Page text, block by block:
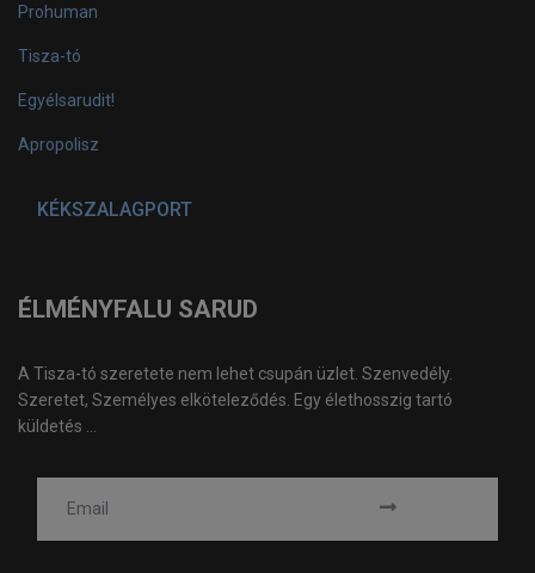
Prohuman
Tisza-tó
Egyélsarudit!
Apropolisz
KÉKSZALAGPORT
ÉLMÉNYFALU SARUD
A Tisza-tó szeretete nem lehet csupán üzlet. Szenvedély.
Szeretet, Személyes elköteleződés. Egy élethosszig tartó
küldetés ...